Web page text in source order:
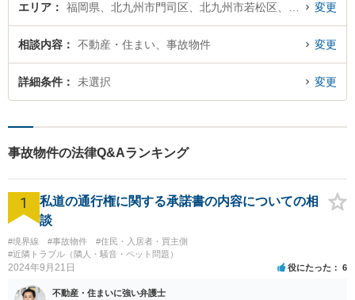
エリア 変更
相談内容 不動産・住まい、事故物件 変更
詳細条件 未選択 変更
事故物件の法律Q&Aランキング
1
私道の通行権に関する承諾書の内容についての相
談
#境界線 #事故物件
#住民・入居者・買主側
#近隣トラブル（隣人・騒音・ペット問題）
2024年9月21日 役にたった 6
不動産・住まいに強い弁護士